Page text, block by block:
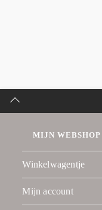
MIJN WEBSHOP
Winkelwagentje
Mijn account